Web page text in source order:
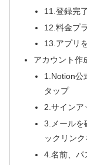
11.登録完
12.料金プ
13.アプリ
アカウント作
1.Notion公
タップ
2.サインア
3.メール
ックリン
4.名前、パ